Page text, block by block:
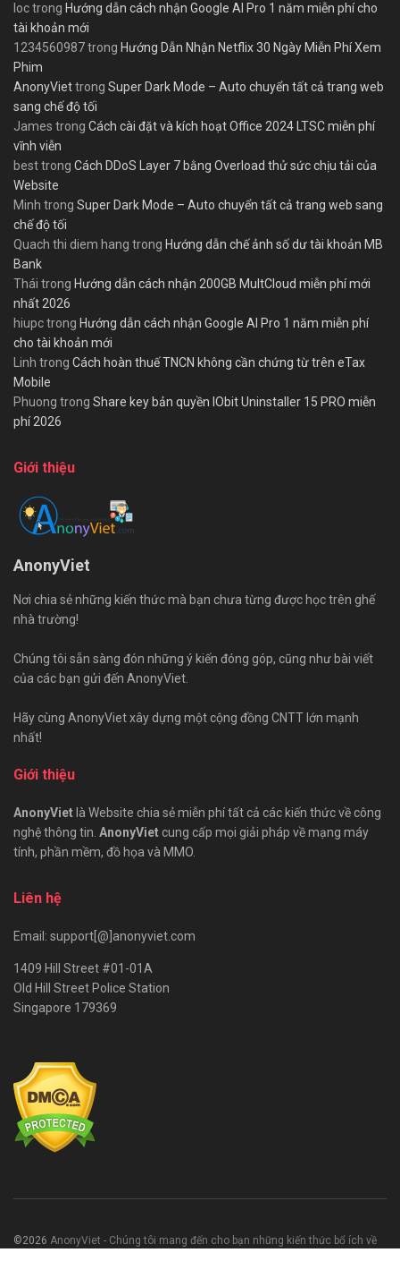
loctrong Hướng dẫn cách nhận Google AI Pro 1 năm miễn phí cho
tài khoản mới
1234560987trong Hướng Dẫn Nhận Netflix 30 Ngày Miễn Phí Xem
Phim
AnonyViettrong Super Dark Mode – Auto chuyển tất cả trang web
sang chế độ tối
James trong Cách cài đặt và kích hoạt Office 2024 LTSC miễn phí
vĩnh viễn
besttrong Cách DDoS Layer 7 bằng Overload thử sức chịu tải của
Website
Minh trong Super Dark Mode – Auto chuyển tất cả trang web sang
chế độ tối
Quach thi diem hang trong Hướng dẫn chế ảnh số dư tài khoản MB
Bank
Thái trong Hướng dẫn cách nhận 200GB MultCloud miễn phí mới
nhất 2026
hiupctrong Hướng dẫn cách nhận Google AI Pro 1 năm miễn phí
cho tài khoản mới
Linh trong Cách hoàn thuế TNCN không cần chứng từ trên eTax
Mobile
Phuong trong Share key bản quyền IObit Uninstaller 15 PRO miễn
phí 2026
Giới thiệu
AnonyViet
Nơi chia sẻ những kiến thức mà bạn chưa từng được học trên ghế
nhà trường!
Chúng tôi sẵn sàng đón những ý kiến đóng góp, cũng như bài viết
của các bạn gửi đến AnonyViet.
Hãy cùng AnonyViet xây dựng một cộng đồng CNTT lớn mạnh
nhất!
Giới thiệu
AnonyViet là Website chia sẻ miễn phí tất cả các kiến thức về công
nghệ thông tin. AnonyViet cung cấp mọi giải pháp về mạng máy
tính, phần mềm, đồ họa và MMO.
Liên hệ
Email: support[@]anonyviet.com
1409 Hill Street #01-01A
Old Hill Street Police Station
Singapore 179369
©2026 AnonyViet - Chúng tôi mang đến cho bạn những kiến thức bổ ích về